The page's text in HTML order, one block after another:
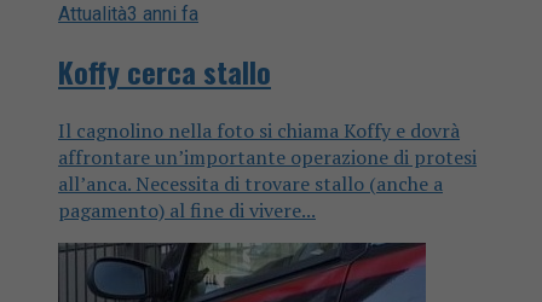
Attualità3 anni fa
Koffy cerca stallo
Il cagnolino nella foto si chiama Koffy e dovrà
affrontare un’importante operazione di protesi
all’anca. Necessita di trovare stallo (anche a
pagamento) al fine di vivere...